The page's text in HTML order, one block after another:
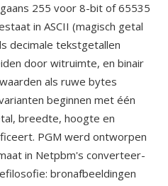
255 voor 8-bit of 65535
in ASCII (magisch getal
decimale tekstgetallen
door witruimte, en binair
als ruwe bytes
beginnen met één
breedte, hoogte en
PGM werd ontworpen
in Netpbm's converteer-
bronafbeeldingen